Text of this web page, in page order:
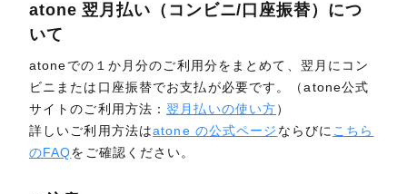
atone 翌月払い（コンビニ/口座振替）につ
いて
atoneでの１か月分のご利用分をまとめて、翌月にコン
ビニまたは口座振替でお支払が必要です。（atone公式
サイトのご利用方法： 翌月払いの使い方）
詳しいご利用方法はatone の公式ページ ならびに こちら
のFAQをご確認ください。